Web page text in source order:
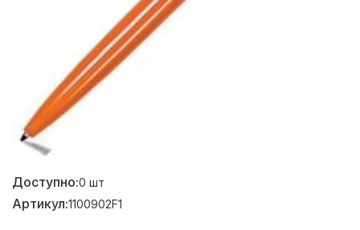
Доступно:0 шт
Артикул:1100902F1